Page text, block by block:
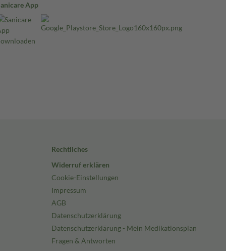
App
Rechtliches
Widerruf erklären
Cookie-Einstellungen
Impressum
AGB
Datenschutzerklärung
Datenschutzerklärung - Mein Medikationsplan
Fragen & Antworten